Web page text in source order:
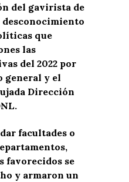
del gavirista de
que
las
del 2022 por
general y el
Dirección
facultades o
favorecidos se
y armaron un